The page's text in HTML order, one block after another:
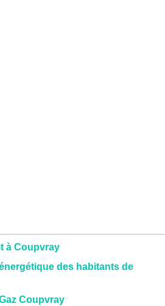
à Coupvray
des habitants de
Coupvray